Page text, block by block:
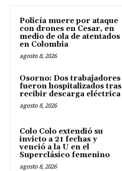
Policía muere por ataque
con drones en Cesar, en
medio de ola de atentados
en Colombia
agosto 8, 2026
Osorno: Dos trabajadores
fueron hospitalizados tras
recibir descarga eléctrica
agosto 8, 2026
Colo Colo extendió su
invicto a 21 fechas y
venció a la U en el
Superclásico femenino
agosto 8, 2026